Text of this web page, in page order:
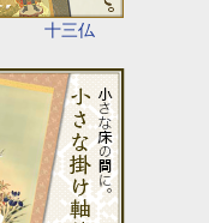
十三仏